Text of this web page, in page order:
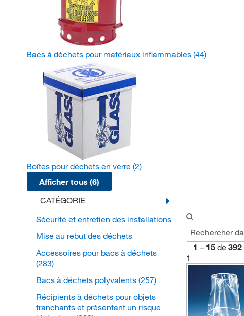
Bacs à déchets pour matériaux inflammables (44)
Boîtes pour déchets en verre (2)
Afficher tous (6)
CATÉGORIE
Sécurité et entretien des installations
Mise au rebut des déchets
Accessoires pour bacs à déchets
(283)
Bacs à déchets polyvalents (257)
Récipients à déchets pour objets
tranchants et présentant un risque
1 – 15 de 392
1